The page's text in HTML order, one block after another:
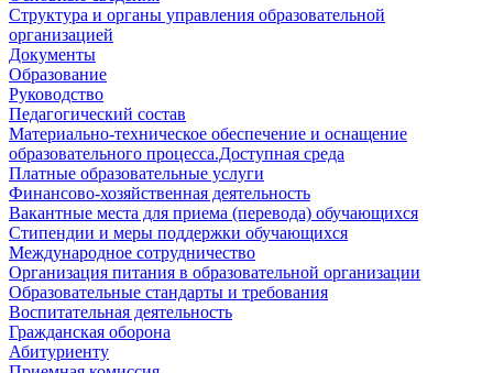
Структура и органы управления образовательной
организацией
Документы
Образование
Руководство
Педагогический состав
Материально-техническое обеспечение и оснащение
образовательного процесса.Доступная среда
Платные образовательные услуги
Финансово-хозяйственная деятельность
Вакантные места для приема (перевода) обучающихся
Стипендии и меры поддержки обучающихся
Международное сотрудничество
Организация питания в образовательной организации
Образовательные стандарты и требования
Воспитательная деятельность
Гражданская оборона
Абитуриенту